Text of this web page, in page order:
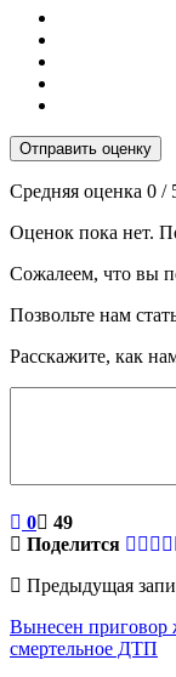
Отправить оценку
Средняя оценка 0 /
Оценок пока нет.
Сожалеем, что вы
Позвольте нам
Расскажите, как
0
49
Поделится
Предыдущая
Вынесен приговор
смертельное ДТП